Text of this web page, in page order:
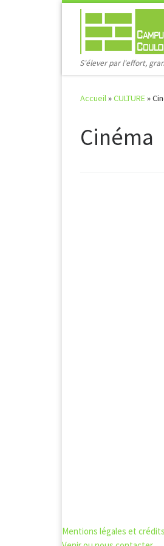
Passer au contenu
S'élever par l'effort,
Accueil»CULTURE»
Cinéma
Mentions légales et crédits